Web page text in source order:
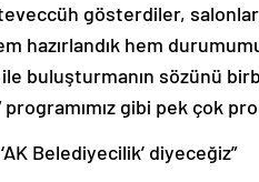
gösterdiler,
hazırlandık hem
buluşturmanın sözünü
programımız gibi pek çok
Belediyecilik’ diyeceğiz”